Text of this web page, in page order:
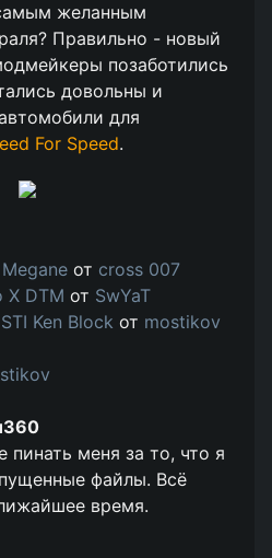
желанным
Правильно - новый
позаботились
довольны и
для
For Speed.
от cross 007
X DTM от SwYaT
Ken Block от mostikov
пинать меня за то, что я
файлы. Всё
время.